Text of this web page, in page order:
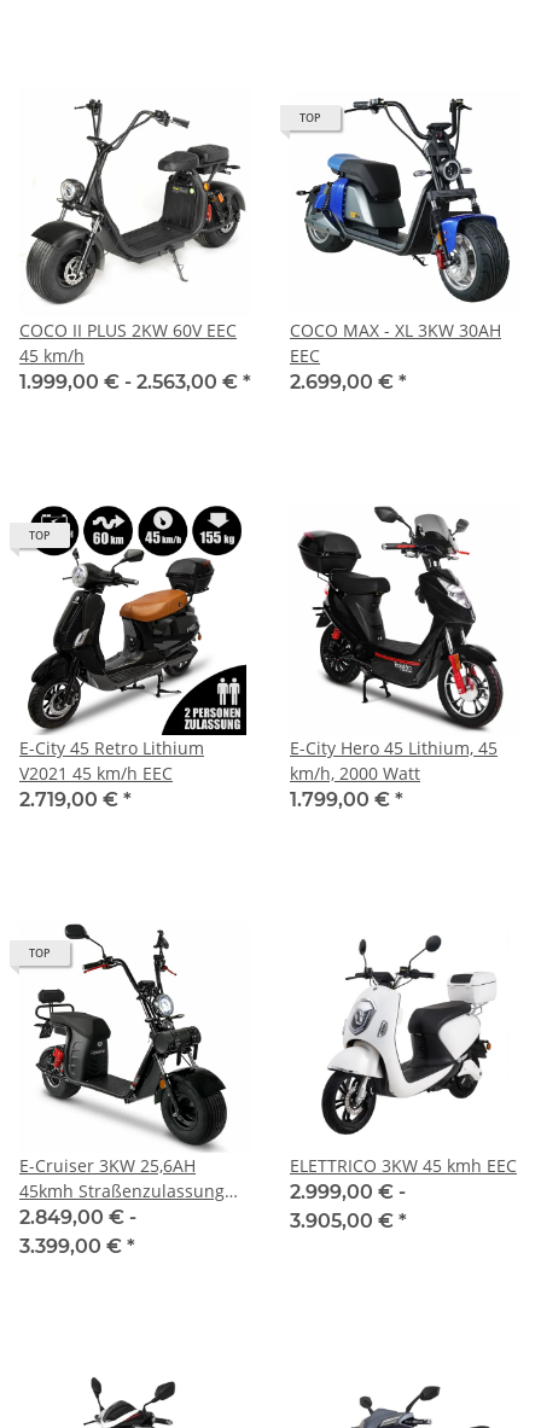
COCO II PLUS 2KW 60V EEC
45 km/h
1.999,00 € - 2.563,00 € *
TOP
COCO MAX - XL 3KW 30AH
EEC
2.699,00 € *
TOP
E-City 45 Retro Lithium
V2021 45 km/h EEC
2.719,00 € *
E-City Hero 45 Lithium, 45
km/h, 2000 Watt
1.799,00 € *
TOP
E-Cruiser 3KW 25,6AH
45kmh Straßenzulassung
EEC
2.849,00 € -
3.399,00 € *
ELETTRICO 3KW 45 kmh EEC
2.999,00 € -
3.905,00 € *